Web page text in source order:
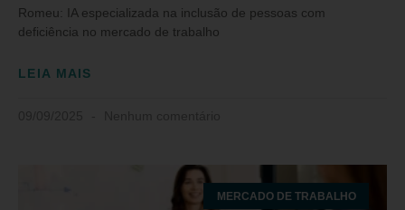
Romeu: IA especializada na inclusão de pessoas com
deficiência no mercado de trabalho
LEIA MAIS
MERCADO DE TRABALHO